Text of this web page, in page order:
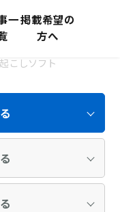
一掲載希望の
方へ
こしソフト